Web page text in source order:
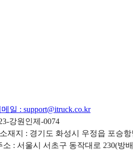
일 : support@itruck.co.kr
강원인제-0074
재지 : 경기도 화성시 우정읍 포승항
: 서울시 서초구 동작대로 230(방